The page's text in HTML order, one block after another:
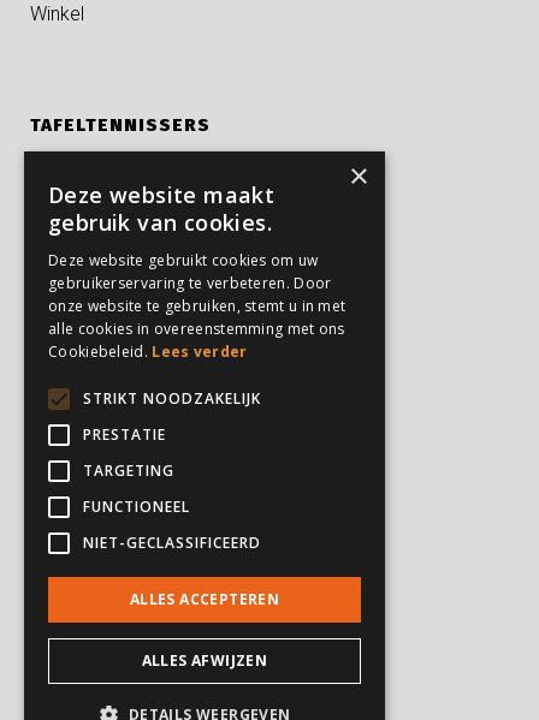
Winkel
TAFELTENNISSERS
Kampen
Privé trainingen
Verjaardagsfeestjes
PARTICULIEREN
Verjaardagsfeestjes
Kampen
Privé trainingen
INSTELLINGEN
Zorginstellingen
×
Deze website maakt
gebruik van cookies.
Deze website gebruikt cookies om uw
gebruikerservaring te verbeteren. Door
onze website te gebruiken, stemt u in met
alle cookies in overeenstemming met ons
Cookiebeleid. Lees verder
STRIKT NOODZAKELIJK
PRESTATIE
TARGETING
FUNCTIONEEL
NIET-GECLASSIFICEERD
ALLES ACCEPTEREN
ALLES AFWIJZEN
DETAILS WEERGEVEN